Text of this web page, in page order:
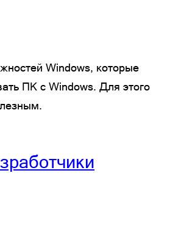
Windows, которые
ПК с Windows. Для этого